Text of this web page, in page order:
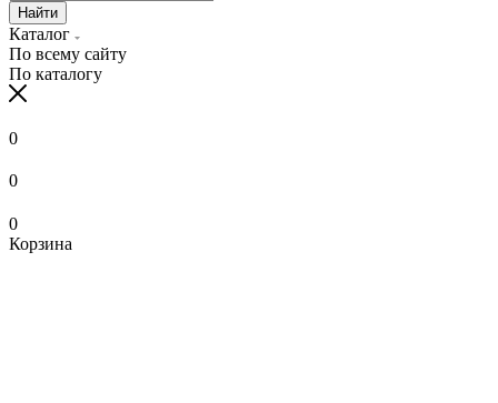
Найти
Каталог
По всему сайту
По каталогу
0
0
0
Корзина